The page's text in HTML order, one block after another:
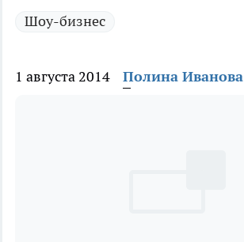
Шоу-бизнес
1 августа 2014 Полина Иванова